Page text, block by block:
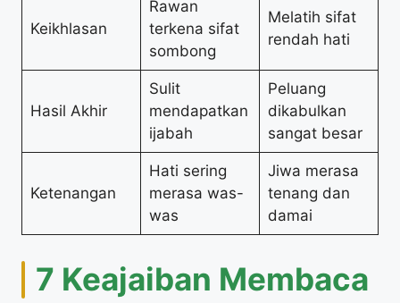
Keikhlasan
Rawan
terkena sifat
sombong
Melatih sifat
rendah hati
Hasil Akhir
Sulit
mendapatkan
ijabah
Peluang
dikabulkan
sangat besar
Ketenangan
Hati sering
merasa was-
was
Jiwa merasa
tenang dan
damai
7 Keajaiban Membaca